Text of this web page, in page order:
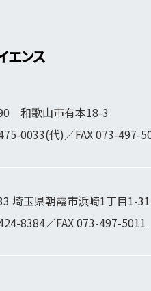
エンス
和歌山市有本18-3
0033(代)／FAX 073-497-
埼玉県朝霞市浜崎1丁目1-31
8384／FAX 073-497-5011